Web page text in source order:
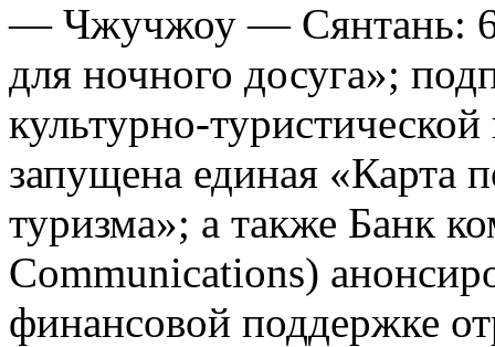
— Чжучжоу — Сянтань:
для ночного досуга»;
культурно-
запущена единая «Карта
туризма»; а также Банк
Communications)
финансовой поддержке